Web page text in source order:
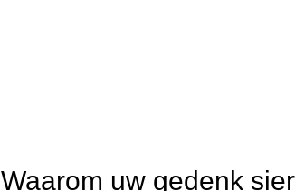
Waarom uw gedenk